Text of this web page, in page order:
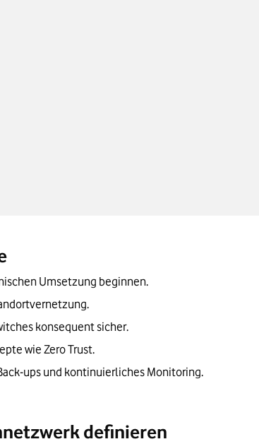
Umsetzung beginnen.
konsequent sicher.
wie Zero Trust.
ups und kontinuierliches Monitoring.
definieren